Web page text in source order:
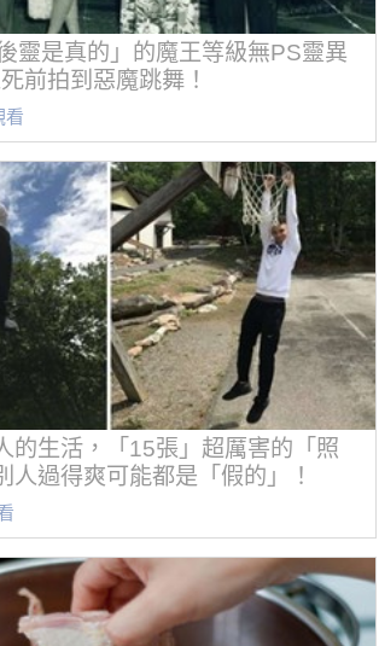
靈是真的」的魔王等級無PS靈異
前拍到惡魔跳舞！
看
的生活，「15張」超厲害的「照
人過得爽可能都是「假的」！